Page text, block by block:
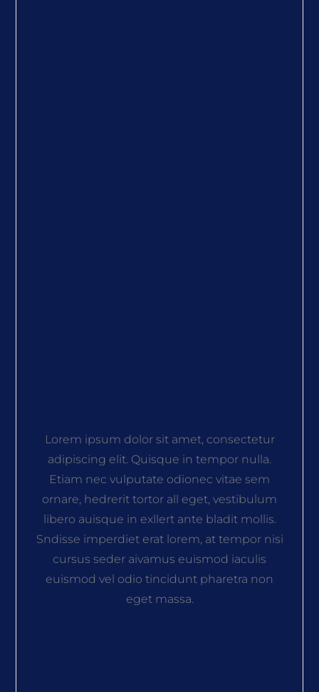
Lorem ipsum dolor sit amet, consectetur
adipiscing elit. Quisque in tempor nulla.
Etiam nec vulputate odionec vitae sem
ornare, hedrerit tortor all eget, vestibulum
libero auisque in exllert ante bladit mollis.
Sndisse imperdiet erat lorem, at tempor nisi
cursus seder aivamus euismod iaculis
euismod vel odio tincidunt pharetra non
eget massa.